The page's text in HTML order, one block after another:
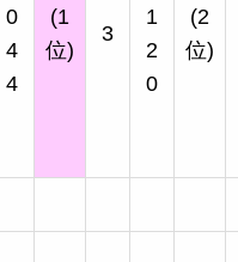
0
4
4
(1
位)
3
1
2
0
(2
位)